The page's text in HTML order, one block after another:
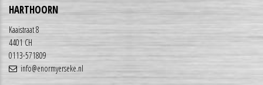
HARTHOORN
Kaaistraat 8
4401 CH
0113-571809
info@enormyerseke.nl